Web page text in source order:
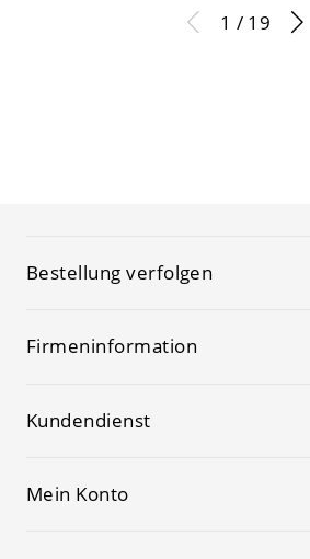
Glass
110V-
1 / 19
Bestellung verfolgen
Firmeninformation
Kundendienst
Mein Konto